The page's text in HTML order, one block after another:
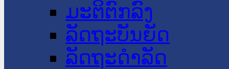
ມະຕິຕົກລົງ
ລັດຖະບັນຍັດ
ລັດຖະດໍາລັດ